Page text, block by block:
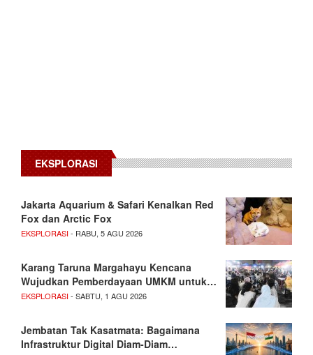
EKSPLORASI
Jakarta Aquarium & Safari Kenalkan Red
Fox dan Arctic Fox
EKSPLORASI- RABU, 5 AGU 2026
Karang Taruna Margahayu Kencana
Wujudkan Pemberdayaan UMKM untuk…
EKSPLORASI- SABTU, 1 AGU 2026
Jembatan Tak Kasatmata: Bagaimana
Infrastruktur Digital Diam-Diam…